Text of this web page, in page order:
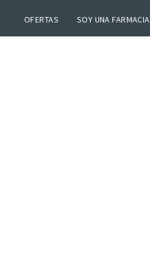
OFERTAS SOY UNA FARMACIA